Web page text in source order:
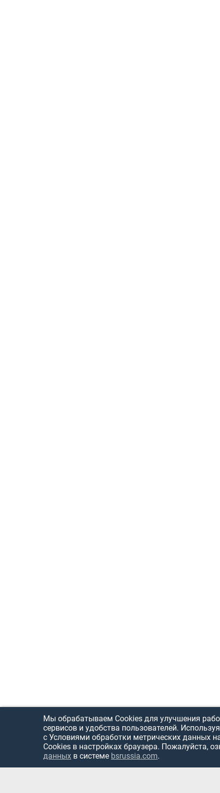
Мы обрабатываем Cookies для улучшения
сервисов и удобства пользователей.
с Условиями обработки метрических данных
Cookies в настройках браузера. Пожалуйста,
данных в системе bsrussia.com.